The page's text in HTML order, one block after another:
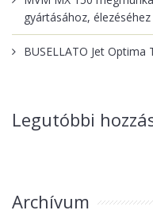
gyártásához, élezéséhez
BUSELLATO Jet
Legutóbbi
Archívum